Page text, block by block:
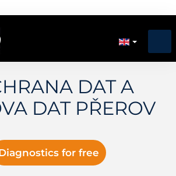
DAT A
DAT PŘEROV
for free